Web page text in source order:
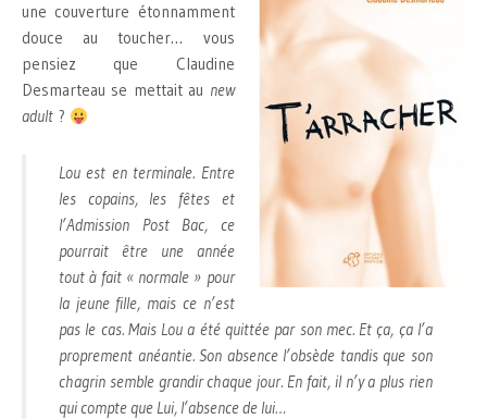
une couverture étonnamment
douce au toucher… vous
pensiez que Claudine
Desmarteau se mettait au new
adult ?
Lou est en terminale. Entre
les copains, les fêtes et
l’Admission Post Bac, ce
pourrait être une année
tout à fait « normale » pour
la jeune fille, mais ce n’est
pas le cas. Mais Lou a été quittée par son mec. Et ça, ça l’a
proprement anéantie. Son absence l’obsède tandis que son
chagrin semble grandir chaque jour. En fait, il n’y a plus rien
qui compte que Lui, l’absence de lui…